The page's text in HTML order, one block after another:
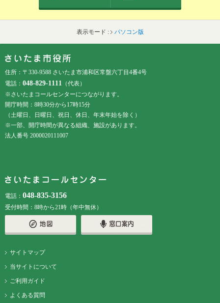
表示モード : パソコン版
住所：〒330-9588 さいたま市浦和区常盤六丁目4番4号
電話： 048-829-1111 （代表）
※さいたまコールセンターにつながります。
開庁時間：8時30分から17時15分
（土曜日、日曜日、祝日、休日、年末年始を除く）
※一部、開庁時間が異なる組織、施設があります。
法人番号 2000020111007
電話： 048-835-3156
受付時間：8時から21時（年中無休）
サイトマップ
当サイトについて
ご利用ガイド
よくある質問